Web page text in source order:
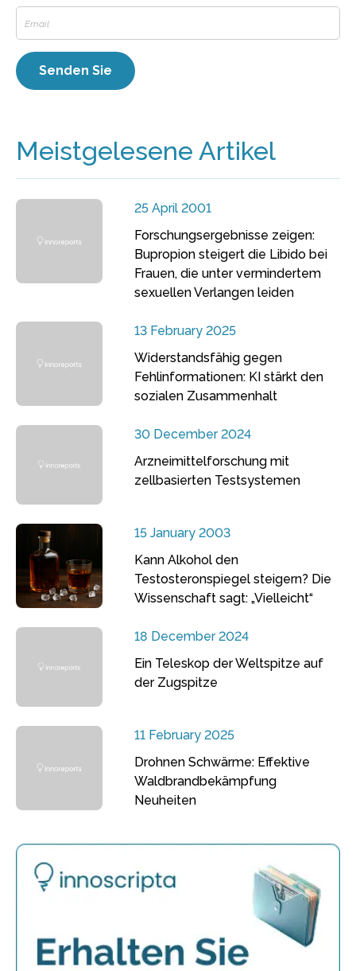
Meistgelesene Artikel
25 April 2001
Forschungsergebnisse zeigen:
Bupropion steigert die Libido bei
Frauen, die unter vermindertem
sexuellen Verlangen leiden
13 February 2025
Widerstandsfähig gegen
Fehlinformationen: KI stärkt den
sozialen Zusammenhalt
30 December 2024
Arzneimittelforschung mit
zellbasierten Testsystemen
15 January 2003
Kann Alkohol den
Testosteronspiegel steigern? Die
Wissenschaft sagt: „Vielleicht“
18 December 2024
Ein Teleskop der Weltspitze auf
der Zugspitze
11 February 2025
Drohnen Schwärme: Effektive
Waldbrandbekämpfung
Neuheiten